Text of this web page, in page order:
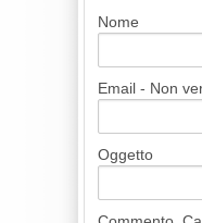
Nome
Email - Non
Oggetto